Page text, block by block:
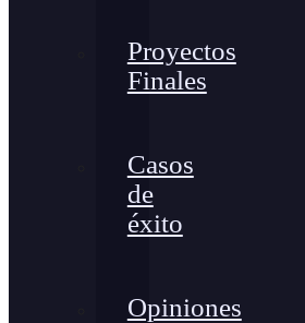
Proyectos
Finales
Casos
de
éxito
Opiniones